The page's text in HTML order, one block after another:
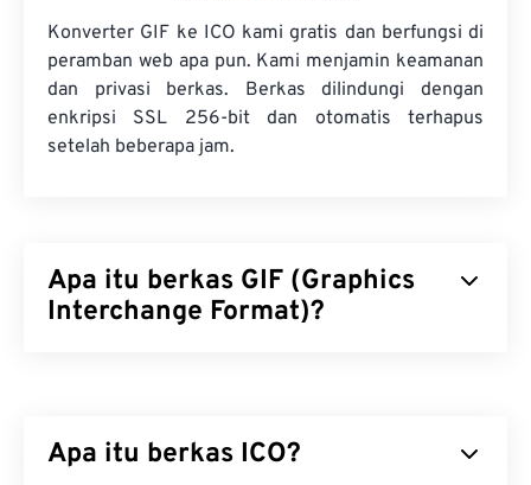
Konverter GIF ke ICO kami gratis dan berfungsi di
peramban web apa pun. Kami menjamin keamanan
dan privasi berkas. Berkas dilindungi dengan
enkripsi SSL 256-bit dan otomatis terhapus
setelah beberapa jam.
Apa itu berkas GIF (Graphics
Interchange Format)?
menggunakanmodel warna RGB
Apa itu berkas ICO?